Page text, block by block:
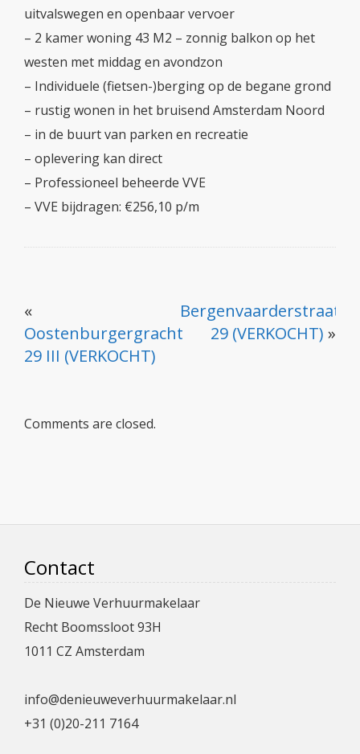
uitvalswegen en openbaar vervoer
– 2 kamer woning 43 M2 – zonnig balkon op het
westen met middag en avondzon
– Individuele (fietsen-)berging op de begane grond
– rustig wonen in het bruisend Amsterdam Noord
– in de buurt van parken en recreatie
– oplevering kan direct
– Professioneel beheerde VVE
– VVE bijdragen: €256,10 p/m
«
Oostenburgergracht
29 III (VERKOCHT)
Bergenvaarderstraat
29 (VERKOCHT) »
Comments are closed.
Contact
De Nieuwe Verhuurmakelaar
Recht Boomssloot 93H
1011 CZ Amsterdam
info@denieuweverhuurmakelaar.nl
+31 (0)20-211 7164